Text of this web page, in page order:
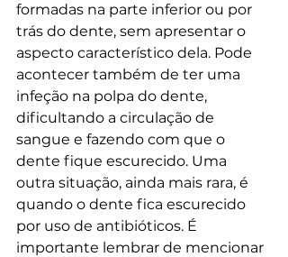
formadas na parte inferior ou por
trás do dente, sem apresentar o
aspecto característico dela. Pode
acontecer também de ter uma
infeção na polpa do dente,
dificultando a circulação de
sangue e fazendo com que o
dente fique escurecido. Uma
outra situação, ainda mais rara, é
quando o dente fica escurecido
por uso de antibióticos. É
importante lembrar de mencionar